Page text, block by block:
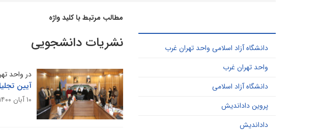
مطالب مرتبط با کلید واژه
نشریات دانشجویی
در واحد
آیین
۱۰ آبان ۱۴۰۰
دانشگاه آزاد اسلامی واحد تهران غرب
واحد تهران غرب
دانشگاه آزاد اسلامی
پروین داداندیش
داداندیش